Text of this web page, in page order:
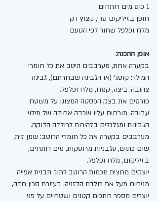
1 כוס מים רותחים
חופן בזיליקום טרי, קצוץ דק
מלח ופלפל שחור לפי הטעם
אופן ההכנה:
בקערה אחת, מערבבים היטב את כל חומרי
המילוי: קוטג' (או הגבינה שבחרתם), גבינה
צהובה, ביצה, קמח, מלח ופלפל.
פורסים את בצק הפסטה המצונן על משטח
עבודה. מורחים עליו שכבה אחידה של מילוי
הגבינות ומגלגלים בזהירות לרולדה הדוקה.
מערבבים בקערה את כל חומרי הרוטב: שמן זית,
שום כתוש, עגבניות מרוסקות, מים רותחים,
בזיליקום, מלח ופלפל.
יוצקים מחצית מכמות הרוטב לתוך תבנית אפייה.
מניחים מעל את רולדת הלזניה. בעזרת סכין חדה,
יוצרים מספר חתכים קטנים ושטחיים על פני